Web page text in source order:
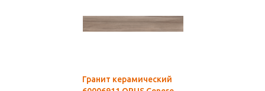
Гранит керамический